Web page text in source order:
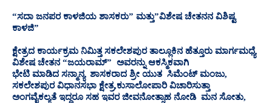
“ಸದಾ ಜನಪರ ಕಾಳಜಿಯ ಶಾಸಕರು” ಮತ್ತು”ವಿಶೇಷ ಚೇತನನ ವಿಶಿಷ್ಟ
ಕಾಳಜಿ”
ಕ್ಷೇತ್ರದ ಕಾರ್ಯಕ್ರಮ ನಿಮಿತ್ತ ಸಕಲೇಶಪುರ ತಾಲ್ಲೂಕಿನ ಹೆತ್ತೂರು ಮಾರ್ಗಮಧ್ಯೆ
ವಿಶೇಷ ಚೇತನ “ಜಯರಾಮ್” ಅವರನ್ನು ಆಕಸ್ಮಿಕವಾಗಿ
ಭೇಟಿ ಮಾಡಿದ ಸನ್ಮಾನ್ಯ ಶಾಸಕರಾದ ಶ್ರೀ ಯುತ ಸಿಮೆಂಟ್ ಮಂಜು,
ಸಕಲೇಶಪುರ ವಿಧಾನಸಭಾ ಕ್ಷೇತ್ರ,ಕುಸಾಲೋಪಾರಿ ವಿಚಾರಿಸುತ್ತಾ
ಅಂಗವೈಕಲ್ಯತೆ ಇದ್ದರೂ ಸಹ ಇವರ ಜೀವನೋತ್ಸಾಹ ನೋಡಿ ಮನ ಸೋತು,